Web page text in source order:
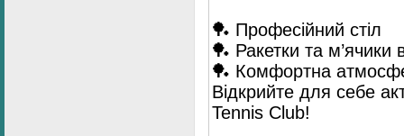
🏓 Професійний стіл
🏓 Ракетки та м’ячики
🏓 Комфортна
Відкрийте для себе
Tennis Club!